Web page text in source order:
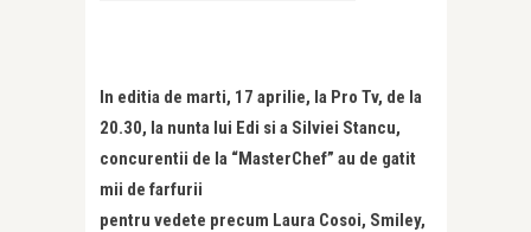
In editia de marti, 17 aprilie, la Pro Tv, de la
20.30, la nunta lui Edi si a Silviei Stancu,
concurentii de la “MasterChef” au de gatit
mii de farfurii
pentru vedete precum Laura Cosoi, Smiley,